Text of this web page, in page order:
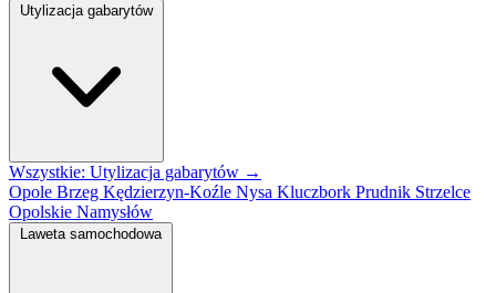
Utylizacja gabarytów
Wszystkie: Utylizacja gabarytów →
Opole Brzeg Kędzierzyn-Koźle Nysa Kluczbork Prudnik Strzelce
Opolskie Namysłów
Laweta samochodowa